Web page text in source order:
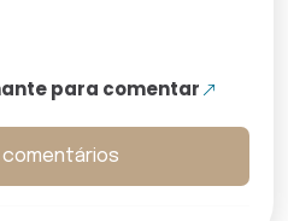
para comentar
comentários